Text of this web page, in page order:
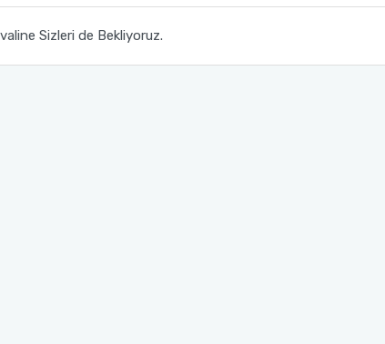
Sizleri de Bekliyoruz.